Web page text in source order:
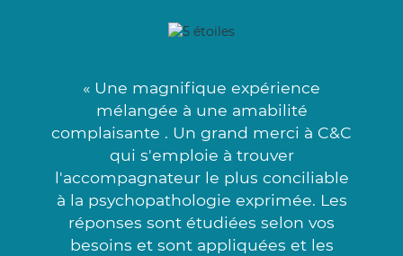
« Une magnifique expérience
mélangée à une amabilité
complaisante . Un grand merci à C&C
qui s'emploie à trouver
l'accompagnateur le plus conciliable
à la psychopathologie exprimée. Les
réponses sont étudiées selon vos
besoins et sont appliquées et les